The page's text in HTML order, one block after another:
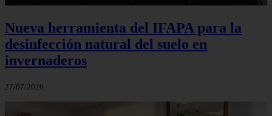
Nueva herramienta del IFAPA para la
desinfección natural del suelo en
invernaderos
27/07/2026